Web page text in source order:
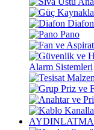
Diafon
Pano
Alarm Sistemleri
AYDINLATMA